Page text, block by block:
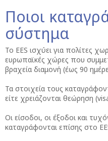
Ποιοι
σύστημα
Το EES ισχύει για πολίτες
ευρωπαϊκές χώρες που
βραχεία διαμονή (έως 90
Τα στοιχεία τους
είτε χρειάζονται θεώρηση
Οι είσοδοι, οι έξοδοι και
καταγράφονται επίσης στο